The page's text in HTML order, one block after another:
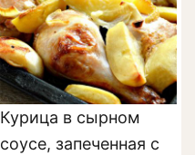
Курица в сырном
соусе, запеченная с